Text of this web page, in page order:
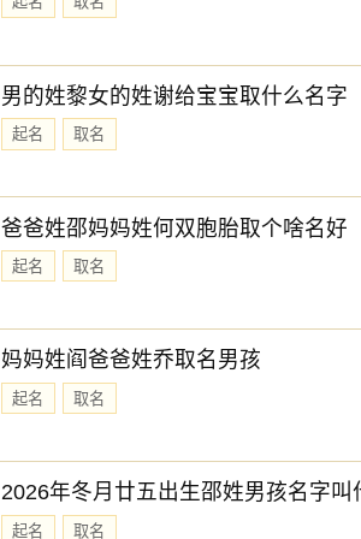
男的姓黎女的姓谢给宝宝取什么名字
起名 取名
爸爸姓邵妈妈姓何双胞胎取个啥名好
起名 取名
妈妈姓阎爸爸姓乔取名男孩
起名 取名
2026年冬月廿五出生邵姓男孩名字叫
起名 取名